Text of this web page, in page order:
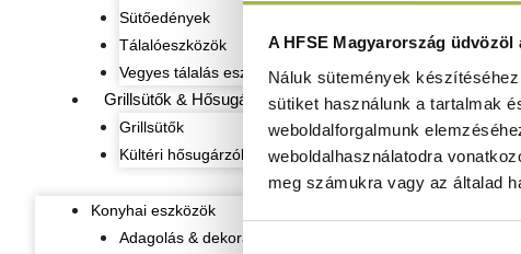
A HFSE Magyarország üdvözöl
Náluk sütemények
sütiket használunk a tartalmak
weboldalforgalmunk
weboldalhasználatodra
meg számukra vagy az általad
Sütőedények
Tálalóeszközök
Vegyes tálalás eszközök
Grillsütők & Hősugárzók
Grillsütők
Kültéri hősugárzók
Konyhai eszközök
Adagolás & dekorálás